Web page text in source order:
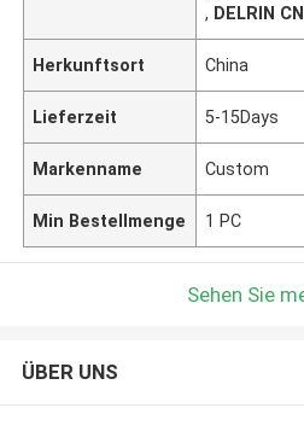
, DELRIN
Herkunftsort China
Lieferzeit 5-15Days
Markenname Custom
Min Bestellmenge 1 PC
Sehen Sie
ÜBER UNS